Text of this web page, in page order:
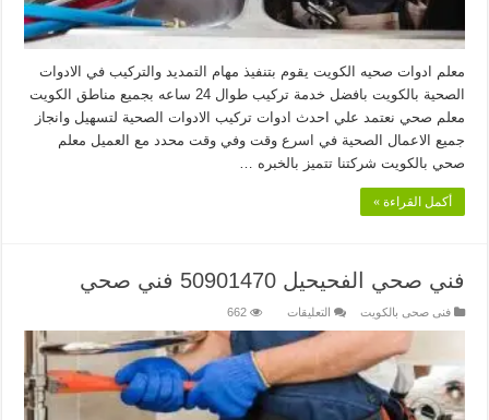
معلم ادوات صحيه الكويت يقوم بتنفيذ مهام التمديد والتركيب في الادوات
الصحية بالكويت بافضل خدمة تركيب طوال 24 ساعه بجميع مناطق الكويت
معلم صحي نعتمد علي احدث ادوات تركيب الادوات الصحية لتسهيل وانجاز
جميع الاعمال الصحية في اسرع وقت وفي وقت محدد مع العميل معلم
صحي بالكويت شركتنا تتميز بالخبره …
أكمل القراءة »
فني صحي الفحيحيل 50901470 فني صحي
فنى صحى بالكويت التعليقات
صحي
الفحيحيل
50901470
فني
صحي
662